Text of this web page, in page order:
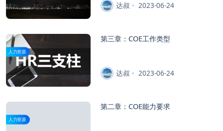
达叔 2023-06-24
人力资源
第三章：COE工作类型
达叔 2023-06-24
人力资源
第二章：COE能力要求